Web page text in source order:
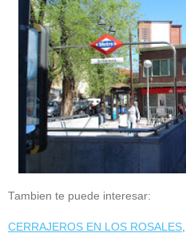
Tambien te puede interesar:
CERRAJEROS EN LOS ROSALES